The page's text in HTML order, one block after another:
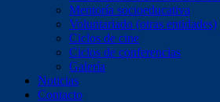
Mentoría socioeducativa
Voluntariado (otras entidades)
Ciclos de cine
Ciclos de conferencias
Galería
Noticias
Contacto